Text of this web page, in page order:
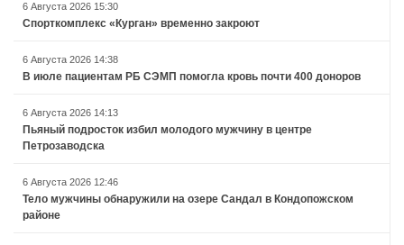
6 Августа 2026 15:30
Спорткомплекс «Курган» временно закроют
6 Августа 2026 14:38
В июле пациентам РБ СЭМП помогла кровь почти 400 доноров
6 Августа 2026 14:13
Пьяный подросток избил молодого мужчину в центре
Петрозаводска
6 Августа 2026 12:46
Тело мужчины обнаружили на озере Сандал в Кондопожском
районе